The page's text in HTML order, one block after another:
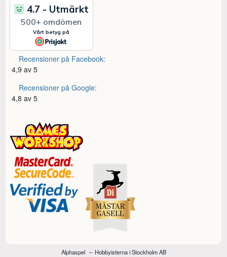
Recensioner på Facebook:
4,9 av 5
Recensioner på Google:
4,8 av 5
Alphaspel
Hobbyisterna i Stockholm AB